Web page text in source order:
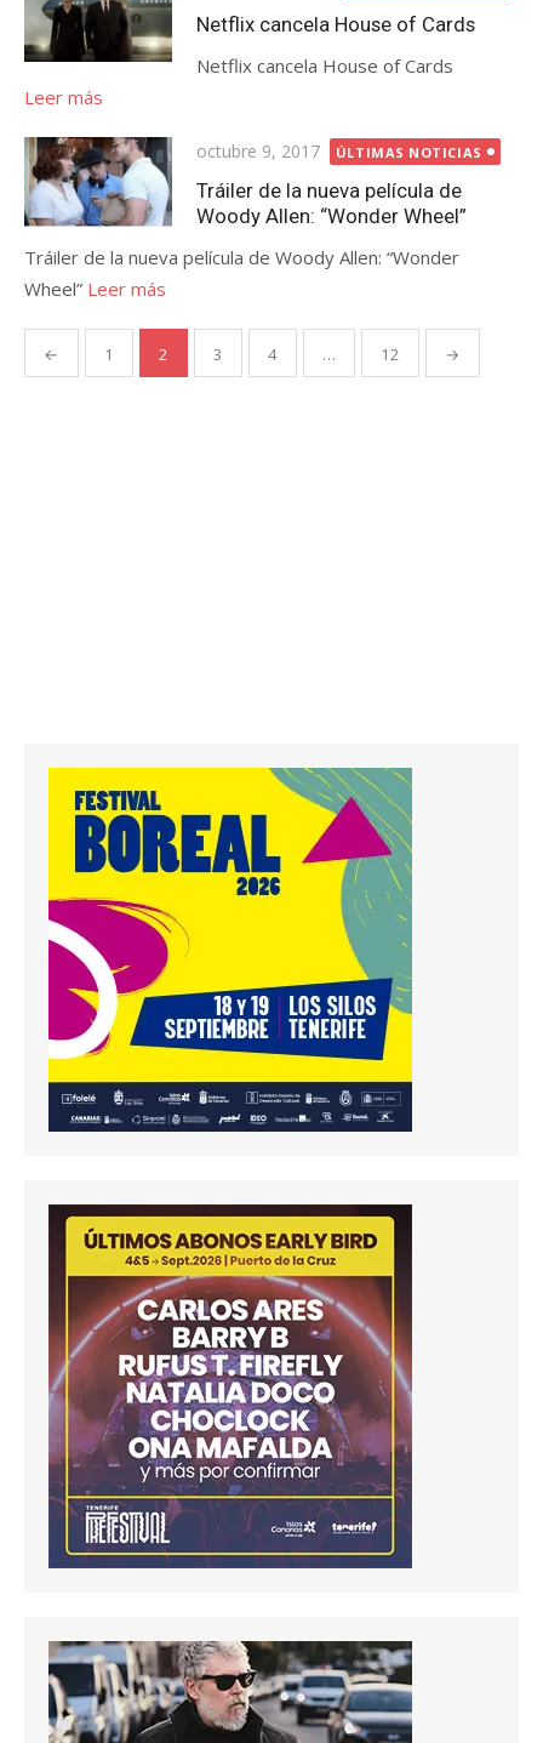
el
Netflix cancela House of Cards
Netflix cancela House of Cards
Leer más
Publicada
el
octubre 9, 2017 ÚLTIMAS NOTICIAS
Tráiler de la nueva película de
Woody Allen: “Wonder Wheel”
Tráiler de la nueva película de Woody Allen: “Wonder
Wheel” Leer más
Paginación
de
← 1 2 3 4 … 12 →